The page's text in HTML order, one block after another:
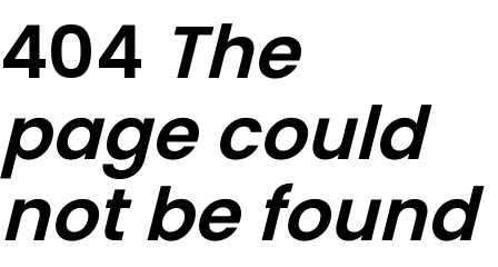
404 The
page could
not be found